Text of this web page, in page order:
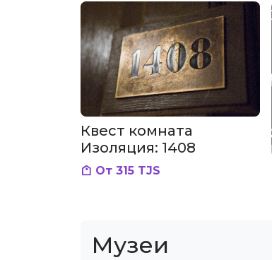
Квест комната
Изоляция: 1408
От 315 TJS
Музеи